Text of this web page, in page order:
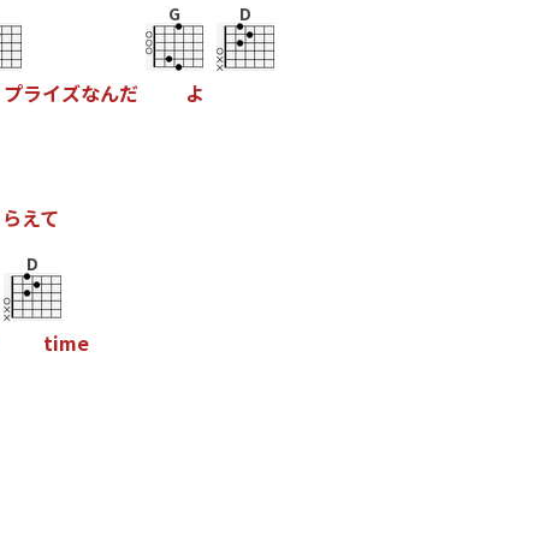
プライズなんだ
G
よ
D
らえて
D
time